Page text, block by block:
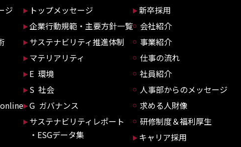
ジ
online
トップメッセージ
企業行動規範・主要方針一覧
サステナビリティ推進体制
マテリアリティ
E 環境
S 社会
G ガバナンス
サステナビリティレポート
・ESGデータ集
新卒採用
会社紹介
事業紹介
仕事の流れ
社員紹介
人事部からのメッセージ
求める人財像
研修制度＆福利厚生
キャリア採用